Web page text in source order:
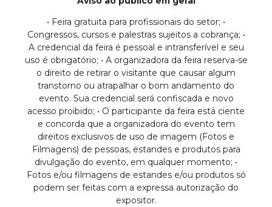
• Feira gratuita para profissionais do setor; •
Congressos, cursos e palestras sujeitos a cobrança; •
A credencial da feira é pessoal e intransferível e seu
uso é obrigatório; • A organizadora da feira reserva-se
o direito de retirar o visitante que causar algum
transtorno ou atrapalhar o bom andamento do
evento. Sua credencial será confiscada e novo
acesso proibido; • O participante da feira está ciente
e concorda que a organizadora do evento tem
direitos exclusivos de uso de imagem (Fotos e
Filmagens) de pessoas, estandes e produtos para
divulgação do evento, em qualquer momento; •
Fotos e/ou filmagens de estandes e/ou produtos só
podem ser feitas com a expressa autorização do
expositor.